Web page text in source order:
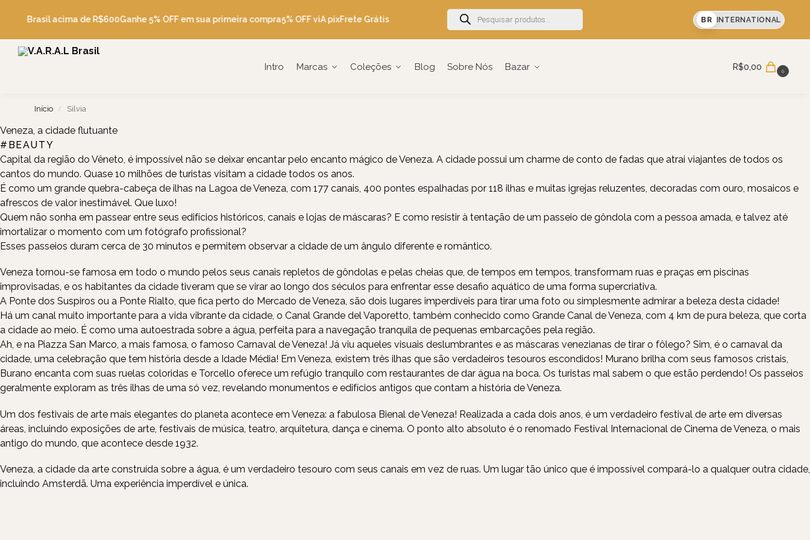
Brasil acima de R$600Ganhe 5% OFF em sua primeira compra5% OFF viA pixFrete Grátis Brasil acima de R$600Ganhe 5% OFF em sua primeira compra BR INTERNATIONAL
Intro Marcas Coleções Blog Sobre Nós Bazar
Pesquise
R$0,00 0
Início / Silvia
Veneza, a cidade flutuante
FASHION, BEAUTY, TRAVEL, FOOD
#BEAUTY
Capital da região do Vêneto, é impossível não se deixar encantar pelo encanto mágico de Veneza. A cidade possui um charme de conto de fadas que atrai viajantes de todos os
cantos do mundo. Quase 10 milhões de turistas visitam a cidade todos os anos.
É como um grande quebra-cabeça de ilhas na Lagoa de Veneza, com 177 canais, 400 pontes espalhadas por 118 ilhas e muitas igrejas reluzentes, decoradas com ouro, mosaicos e
afrescos de valor inestimável. Que luxo!
Quem não sonha em passear entre seus edifícios históricos, canais e lojas de máscaras? E como resistir à tentação de um passeio de gôndola com a pessoa amada, e talvez até
imortalizar o momento com um fotógrafo profissional?
Esses passeios duram cerca de 30 minutos e permitem observar a cidade de um ângulo diferente e romântico.
Veneza tornou-se famosa em todo o mundo pelos seus canais repletos de gôndolas e pelas cheias que, de tempos em tempos, transformam ruas e praças em piscinas
improvisadas, e os habitantes da cidade tiveram que se virar ao longo dos séculos para enfrentar esse desafio aquático de uma forma supercriativa.
A Ponte dos Suspiros ou a Ponte Rialto, que fica perto do Mercado de Veneza, são dois lugares imperdíveis para tirar uma foto ou simplesmente admirar a beleza desta cidade!
Há um canal muito importante para a vida vibrante da cidade, o Canal Grande del Vaporetto, também conhecido como Grande Canal de Veneza, com 4 km de pura beleza, que corta
a cidade ao meio. É como uma autoestrada sobre a água, perfeita para a navegação tranquila de pequenas embarcações pela região.
Ah, e na Piazza San Marco, a mais famosa, o famoso Carnaval de Veneza! Já viu aqueles visuais deslumbrantes e as máscaras venezianas de tirar o fôlego? Sim, é o carnaval da
cidade, uma celebração que tem história desde a Idade Média! Em Veneza, existem três ilhas que são verdadeiros tesouros escondidos! Murano brilha com seus famosos cristais,
Burano encanta com suas ruelas coloridas e Torcello oferece um refúgio tranquilo com restaurantes de dar água na boca. Os turistas mal sabem o que estão perdendo! Os passeios
geralmente exploram as três ilhas de uma só vez, revelando monumentos e edifícios antigos que contam a história de Veneza.
Um dos festivais de arte mais elegantes do planeta acontece em Veneza: a fabulosa Bienal de Veneza! Realizada a cada dois anos, é um verdadeiro festival de arte em diversas
áreas, incluindo exposições de arte, festivais de música, teatro, arquitetura, dança e cinema. O ponto alto absoluto é o renomado Festival Internacional de Cinema de Veneza, o mais
antigo do mundo, que acontece desde 1932.
Veneza, a cidade da arte construída sobre a água, é um verdadeiro tesouro com seus canais em vez de ruas. Um lugar tão único que é impossível compará-lo a qualquer outra cidade,
incluindo Amsterdã. Uma experiência imperdível e única.